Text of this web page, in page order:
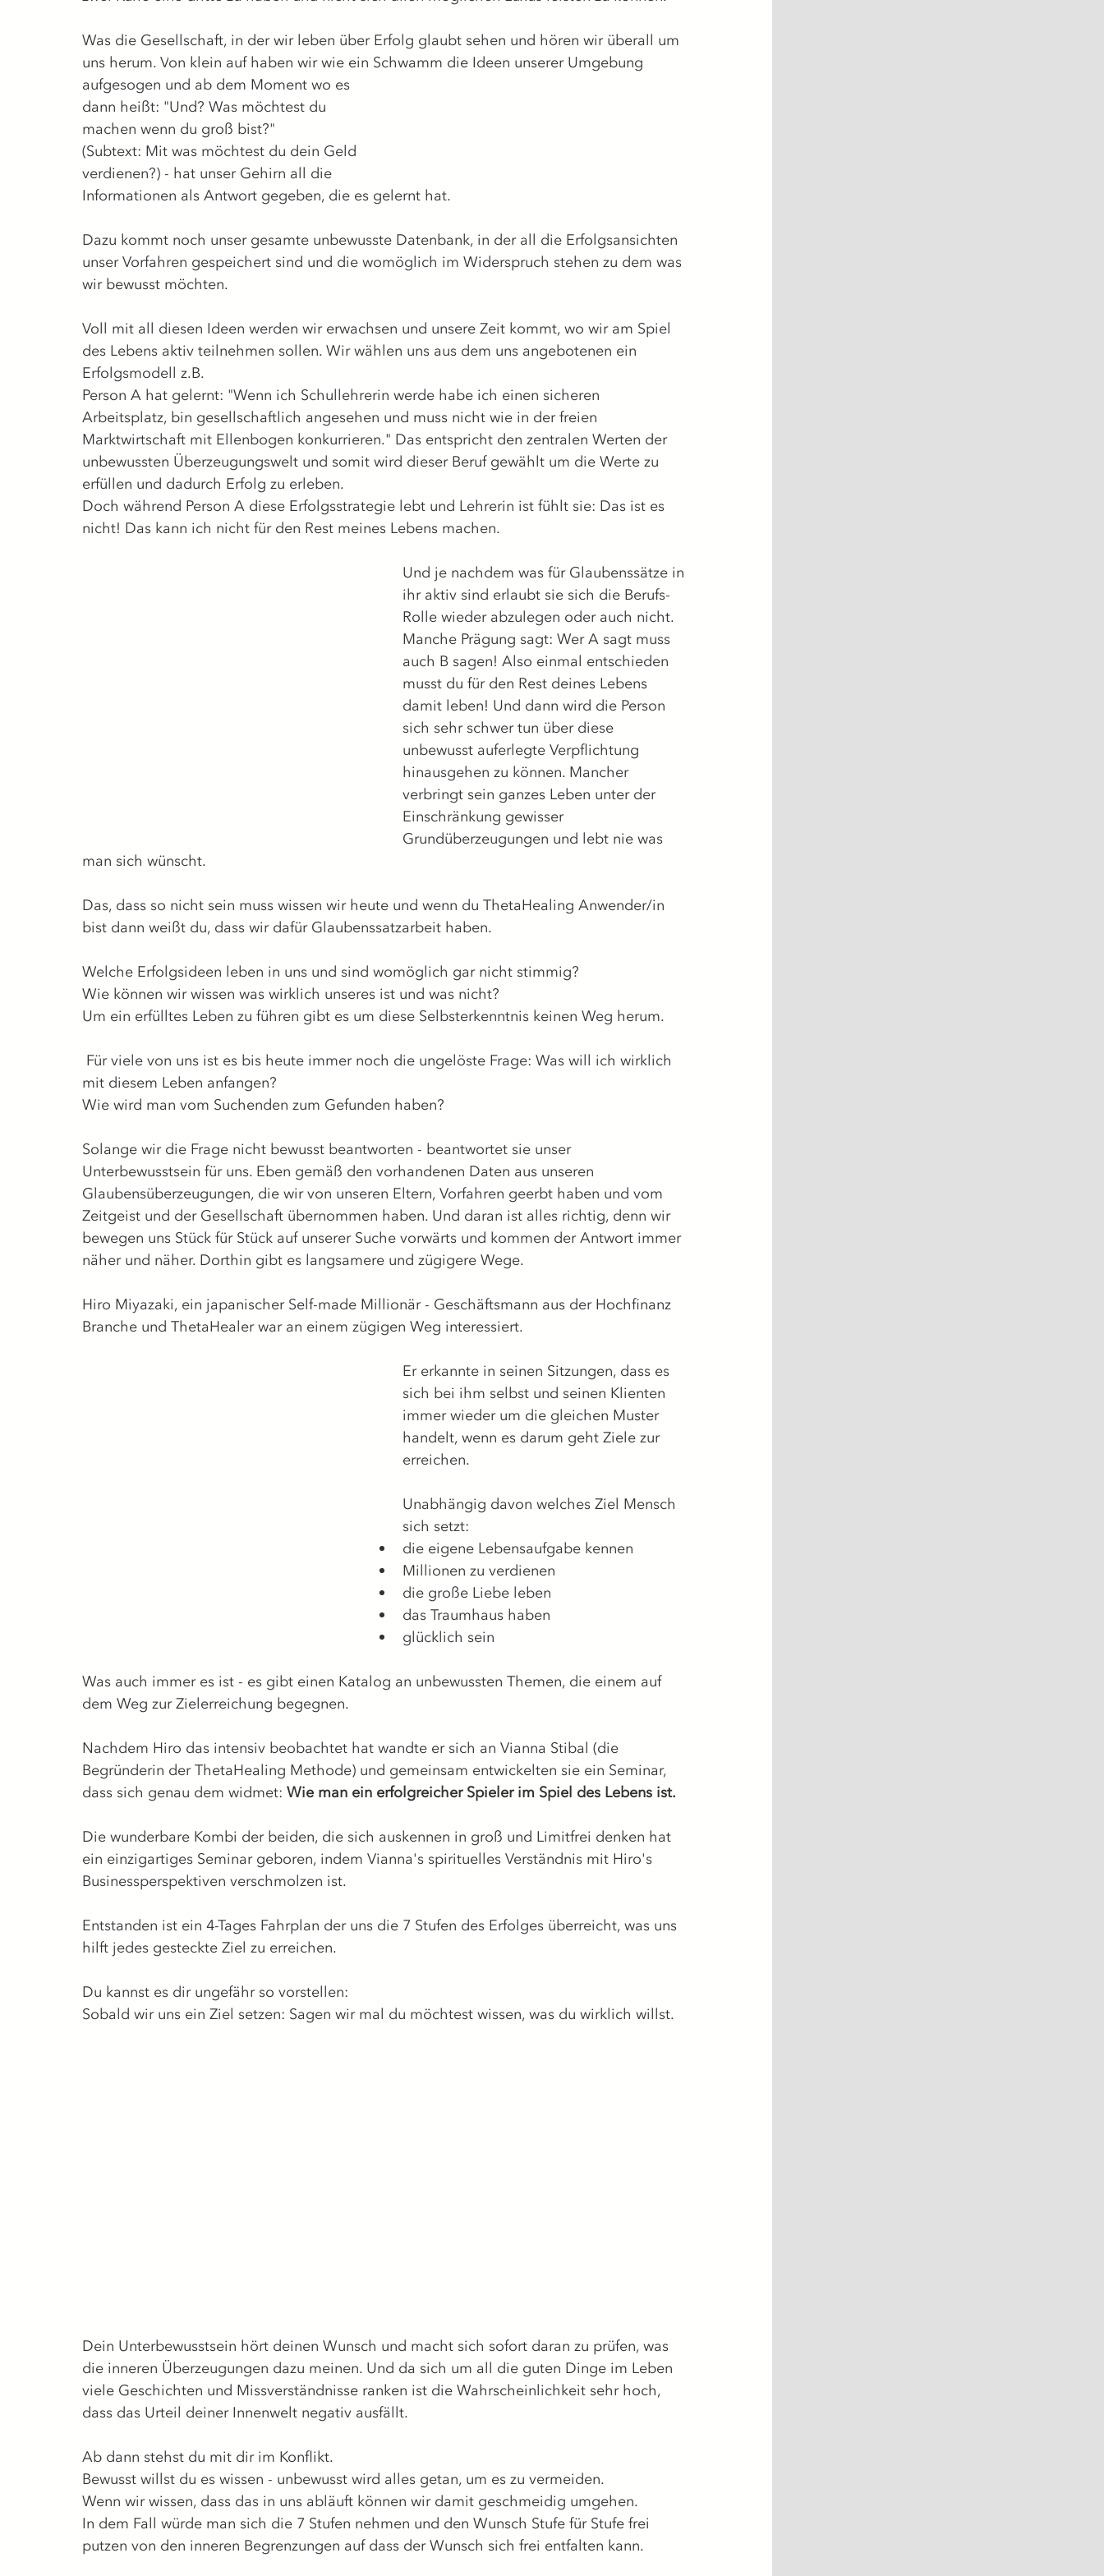
Was die Gesellschaft, in der wir leben über Erfolg glaubt sehen und hören wir überall um
uns herum. Von klein auf haben wir wie ein Schwamm die Ideen unserer Umgebung
aufgesogen und ab dem Moment wo es
dann heißt: "Und? Was möchtest du
machen wenn du groß bist?"
(Subtext: Mit was möchtest du dein Geld
verdienen?) - hat unser Gehirn all die
Informationen als Antwort gegeben, die es gelernt hat.
Dazu kommt noch unser gesamte unbewusste Datenbank, in der all die Erfolgsansichten
unser Vorfahren gespeichert sind und die womöglich im Widerspruch stehen zu dem was
wir bewusst möchten.
Voll mit all diesen Ideen werden wir erwachsen und unsere Zeit kommt, wo wir am Spiel
des Lebens aktiv teilnehmen sollen. Wir wählen uns aus dem uns angebotenen ein
Erfolgsmodell z.B.
Person A hat gelernt: "Wenn ich Schullehrerin werde habe ich einen sicheren
Arbeitsplatz, bin gesellschaftlich angesehen und muss nicht wie in der freien
Marktwirtschaft mit Ellenbogen konkurrieren." Das entspricht den zentralen Werten der
unbewussten Überzeugungswelt und somit wird dieser Beruf gewählt um die Werte zu
erfüllen und dadurch Erfolg zu erleben.
Doch während Person A diese Erfolgsstrategie lebt und Lehrerin ist fühlt sie: Das ist es
nicht! Das kann ich nicht für den Rest meines Lebens machen.
Und je nachdem was für Glaubenssätze in
ihr aktiv sind erlaubt sie sich die Berufs-
Rolle wieder abzulegen oder auch nicht.
Manche Prägung sagt: Wer A sagt muss
auch B sagen! Also einmal entschieden
musst du für den Rest deines Lebens
damit leben! Und dann wird die Person
sich sehr schwer tun über diese
unbewusst auferlegte Verpflichtung
hinausgehen zu können. Mancher
verbringt sein ganzes Leben unter der
Einschränkung gewisser
Grundüberzeugungen und lebt nie was
man sich wünscht.
Das, dass so nicht sein muss wissen wir heute und wenn du ThetaHealing Anwender/in
bist dann weißt du, dass wir dafür Glaubenssatzarbeit haben.
Welche Erfolgsideen leben in uns und sind womöglich gar nicht stimmig?
Wie können wir wissen was wirklich unseres ist und was nicht?
Um ein erfülltes Leben zu führen gibt es um diese Selbsterkenntnis keinen Weg herum.
mit diesem Leben anfangen?
Wie wird man vom Suchenden zum Gefunden haben?
Solange wir die Frage nicht bewusst beantworten - beantwortet sie unser
Unterbewusstsein für uns. Eben gemäß den vorhandenen Daten aus unseren
Glaubensüberzeugungen, die wir von unseren Eltern, Vorfahren geerbt haben und vom
Zeitgeist und der Gesellschaft übernommen haben. Und daran ist alles richtig, denn wir
bewegen uns Stück für Stück auf unserer Suche vorwärts und kommen der Antwort immer
näher und näher. Dorthin gibt es langsamere und zügigere Wege.
Hiro Miyazaki, ein japanischer Self-made Millionär - Geschäftsmann aus der Hochfinanz
Branche und ThetaHealer war an einem zügigen Weg interessiert.
Er erkannte in seinen Sitzungen, dass es
sich bei ihm selbst und seinen Klienten
immer wieder um die gleichen Muster
handelt, wenn es darum geht Ziele zur
erreichen.
Unabhängig davon welches Ziel Mensch
sich setzt:
die eigene Lebensaufgabe kennen
Millionen zu verdienen
die große Liebe leben
das Traumhaus haben
glücklich sein
Was auch immer es ist - es gibt einen Katalog an unbewussten Themen, die einem auf
dem Weg zur Zielerreichung begegnen.
Nachdem Hiro das intensiv beobachtet hat wandte er sich an Vianna Stibal (die
Begründerin der ThetaHealing Methode) und gemeinsam entwickelten sie ein Seminar,
dass sich genau dem widmet: Wie man ein erfolgreicher Spieler im Spiel des Lebens ist.
Die wunderbare Kombi der beiden, die sich auskennen in groß und Limitfrei denken hat
ein einzigartiges Seminar geboren, indem Vianna's spirituelles Verständnis mit Hiro's
Businessperspektiven verschmolzen ist.
Entstanden ist ein 4-Tages Fahrplan der uns die 7 Stufen des Erfolges überreicht, was uns
hilft jedes gesteckte Ziel zu erreichen.
Du kannst es dir ungefähr so vorstellen:
Sobald wir uns ein Ziel setzen: Sagen wir mal du möchtest wissen, was du wirklich willst.
Dein Unterbewusstsein hört deinen Wunsch und macht sich sofort daran zu prüfen, was
die inneren Überzeugungen dazu meinen. Und da sich um all die guten Dinge im Leben
viele Geschichten und Missverständnisse ranken ist die Wahrscheinlichkeit sehr hoch,
dass das Urteil deiner Innenwelt negativ ausfällt.
Ab dann stehst du mit dir im Konflikt.
Bewusst willst du es wissen - unbewusst wird alles getan, um es zu vermeiden.
Wenn wir wissen, dass das in uns abläuft können wir damit geschmeidig umgehen.
In dem Fall würde man sich die 7 Stufen nehmen und den Wunsch Stufe für Stufe frei
putzen von den inneren Begrenzungen auf dass der Wunsch sich frei entfalten kann.